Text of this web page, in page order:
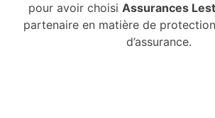
pour avoir choisi Assurances
partenaire en matière de
d’assurance.